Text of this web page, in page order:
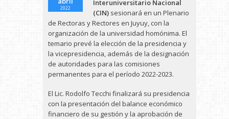
2022
Interuniversitario Nacional
(CIN) sesionará en un Plenario
de Rectoras y Rectores en Juyuy, con la
organización de la universidad homónima. El
temario prevé la elección de la presidencia y
la vicepresidencia, además de la designación
de autoridades para las comisiones
permanentes para el período 2022-2023.
El Lic. Rodolfo Tecchi finalizará su presidencia
con la presentación del balance económico
financiero de su gestión y la aprobación de